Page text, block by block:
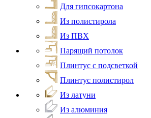
Для гипсокартона
Из полистирола
Из ПВХ
Парящий потолок
Плинтус с подсветкой
Плинтус полистирол
Из латуни
Из алюминия